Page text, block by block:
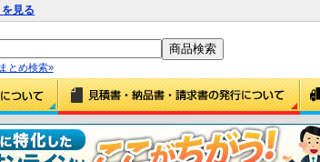
見る
とめ検索»